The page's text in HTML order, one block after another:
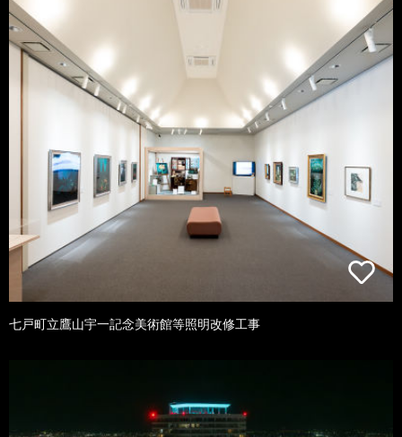
七戸町立鷹山宇一記念美術館等照明改修工事